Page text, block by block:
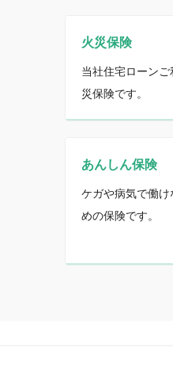
火災保険
当社住宅ローン
災保険です。
あんしん保険
ケガや病気で働
めの保険です。